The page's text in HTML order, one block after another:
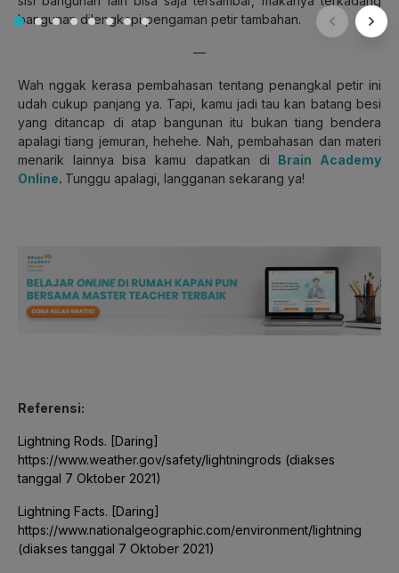
bangunan dilengkapi pengaman petir tambahan.
—
Wah nggak kerasa pembahasan tentang penangkal petir ini
udah cukup panjang ya. Tapi, kamu jadi tau kan batang besi
yang ditancap di atap bangunan itu bukan tiang bendera
apalagi tiang jemuran, hehehe. Nah, pembahasan dan materi
menarik lainnya bisa kamu dapatkan di Brain Academy
Online. Tunggu apalagi, langganan sekarang ya!
Referensi:
Lightning Rods. [Daring]
https://www.weather.gov/safety/lightningrods (diakses
tanggal 7 Oktober 2021)
Lightning Facts. [Daring]
https://www.nationalgeographic.com/environment/lightning
(diakses tanggal 7 Oktober 2021)